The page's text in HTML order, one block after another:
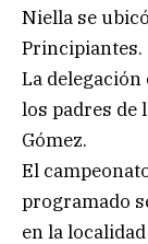
Niella se
Principiantes.
La
los padres de
Gómez.
El
programado
en la